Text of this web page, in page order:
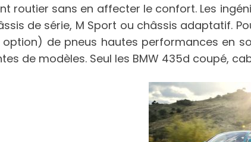
routier sans en affecter le confort. Les
de série, M Sport ou châssis adaptatif.
de pneus hautes performances en
de modèles. Seul les BMW 435d coupé,